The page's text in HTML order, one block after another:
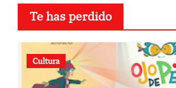
Te has perdido
Cultura